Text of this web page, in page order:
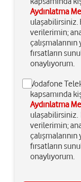
Aydınlatma
verilerimin;
fırsatların
onaylıyorum.
Vodafone
kapsamında
Aydınlatma
verilerimin;
fırsatların
onaylıyorum.